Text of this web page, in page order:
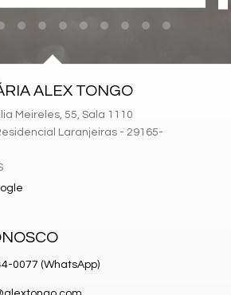
ALEX TONGO
Meireles, 55, Sala 1110
Laranjeiras - 29165-
0077 (WhatsApp)